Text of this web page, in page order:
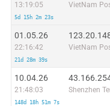
13:19:05
5d 15h 2m 23s
01.05.26
22:16:42
21d 28m 39s
10.04.26
21:48:03
148d 18h 51m 7s